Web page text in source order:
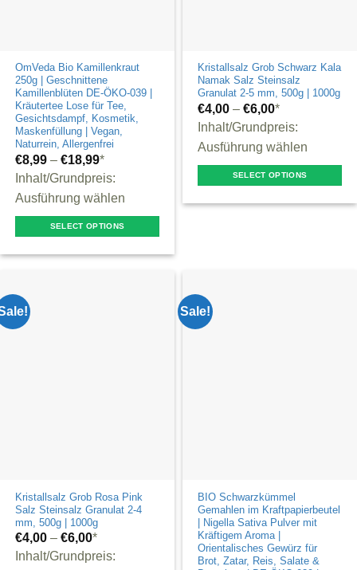
OmVeda Bio Kamillenkraut
250g | Geschnittene
Kamillenblüten DE-ÖKO-039 |
Kräutertee Lose für Tee,
Gesichtsdampf, Kosmetik,
Maskenfüllung | Vegan,
Naturrein, Allergenfrei
€8,99 –€18,99*
Inhalt/Grundpreis:
Ausführung wählen
SELECT OPTIONS
multiple
variants.
page
Kristallsalz Grob Schwarz Kala
Namak Salz Steinsalz
Granulat 2-5 mm, 500g | 1000g
€4,00 –€6,00*
Inhalt/Grundpreis:
Ausführung wählen
SELECT OPTIONS
The
options
Kristallsalz Grob Rosa Pink
Salz Steinsalz Granulat 2-4
mm, 500g | 1000g
€4,00 –€6,00*
Inhalt/Grundpreis:
Sale!
BIO Schwarzkümmel
Gemahlen im Kraftpapierbeutel
| Nigella Sativa Pulver mit
Kräftigem Aroma |
Orientalisches Gewürz für
Brot, Zatar, Reis, Salate &